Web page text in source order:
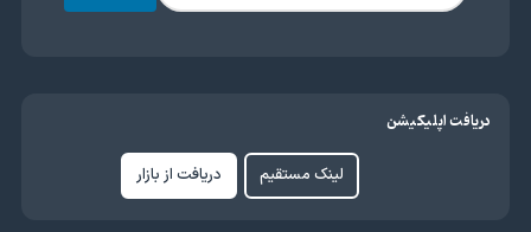
دریافت اپلیکیشن
لینک مستقیم دریافت از بازار